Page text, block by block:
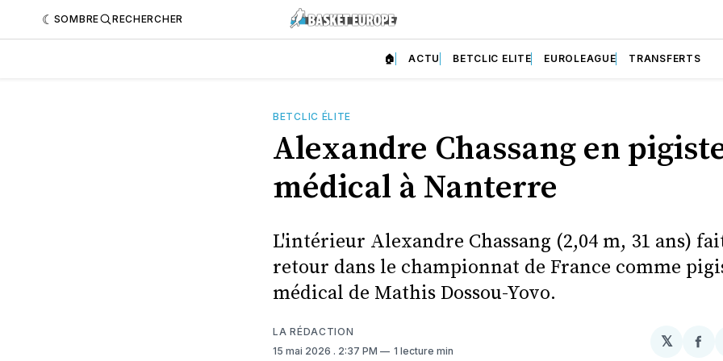
SOMBRE RECHERCHER
🏠 ACTU BETCLIC ELITE EUROLEAGUE TRANSFERTS
BETCLIC ÉLITE
Alexandre Chassang en
médical à Nanterre
L'intérieur Alexandre Chassang (2,04 m, 31 ans)
retour dans le championnat de France comme
médical de Mathis Dossou-Yovo.
LA RÉDACTION
15 mai 2026 . 2:37 PM 1 lecture min
𝕏